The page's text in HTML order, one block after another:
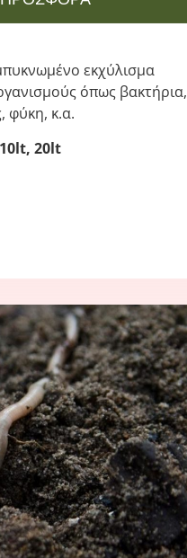
εκχύλισμα
όπως βακτήρια,
φύκη, κ.α.
20lt